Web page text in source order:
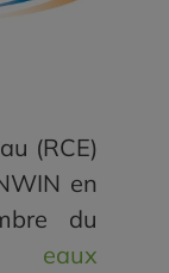
(RCE)
en
du
eaux